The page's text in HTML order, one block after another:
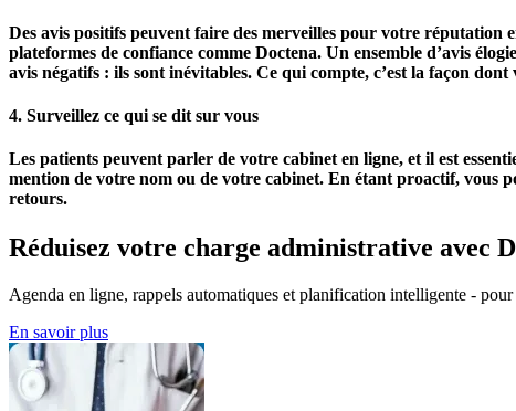
Des avis positifs peuvent faire des merveilles pour votre réputation
plateformes de confiance comme Doctena. Un ensemble d’avis
avis négatifs : ils sont inévitables. Ce qui compte, c’est la façon
4. Surveillez ce qui se dit sur vous
Les patients peuvent parler de votre cabinet en ligne, et il est
mention de votre nom ou de votre cabinet. En étant proactif, vous
retours.
Réduisez votre charge administrative avec
Agenda en ligne, rappels automatiques et planification intelligente -
En savoir plus